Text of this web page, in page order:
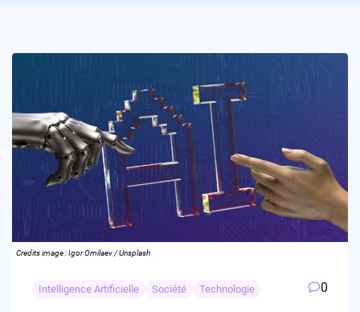
Credits image : Igor Omilaev / Unsplash
Intelligence Artificielle Société Technologie 0